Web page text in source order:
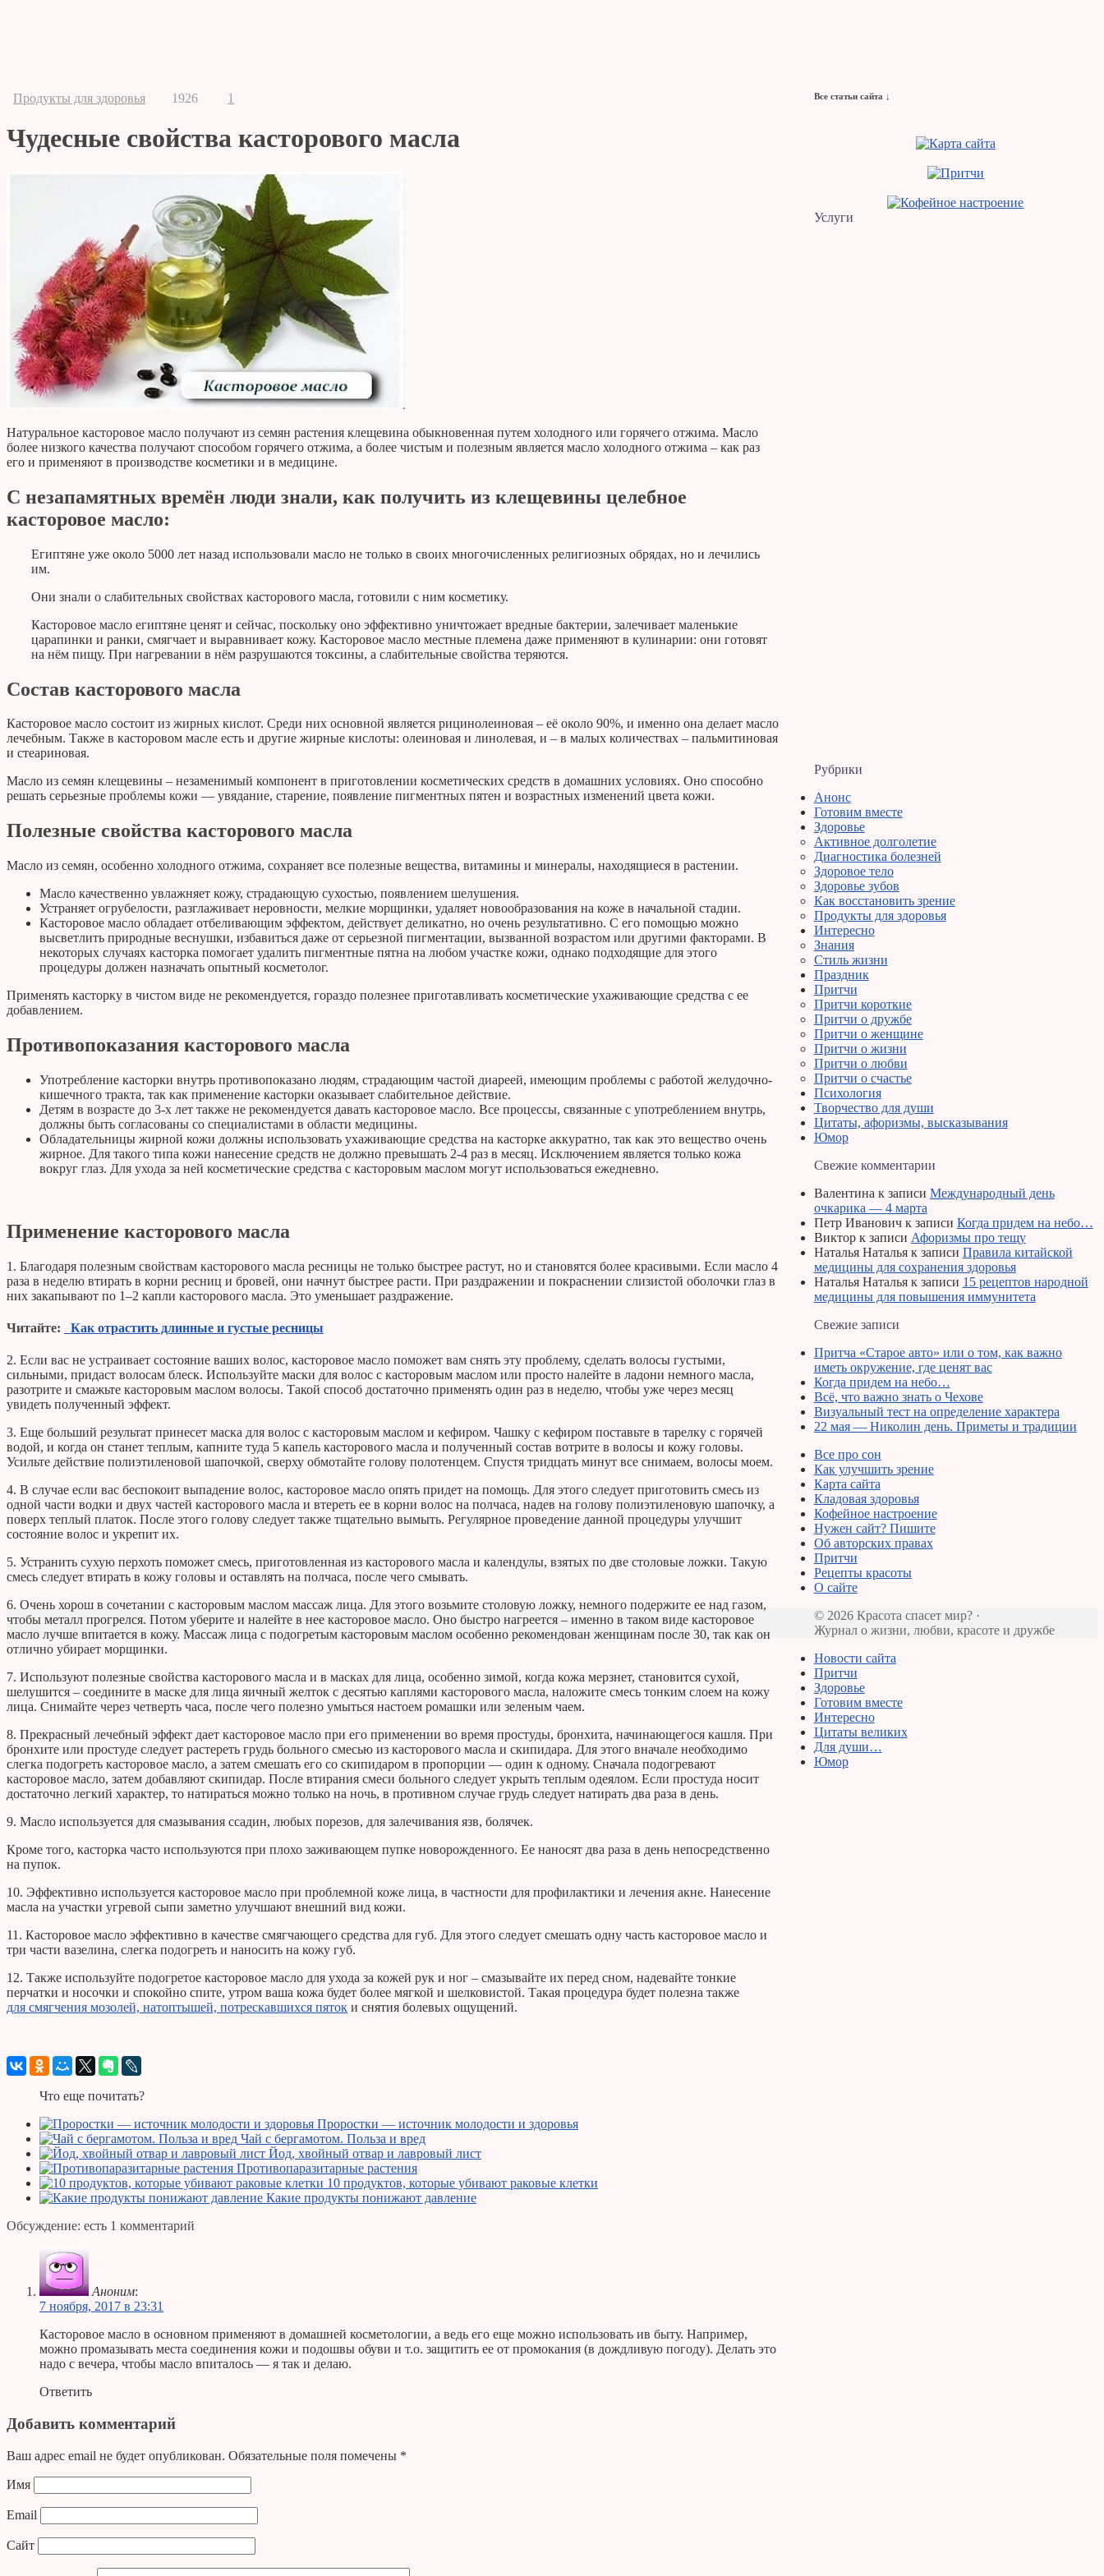
Продукты для здоровья 1926 1
Чудесные свойства касторового масла
Натуральное касторовое масло получают из семян растения клещевина обыкновенная путем холодного или горячего отжима. Масло
более низкого качества получают способом горячего отжима, а более чистым и полезным является масло холодного отжима – как раз
его и применяют в производстве косметики и в медицине.
С незапамятных времён люди знали, как получить из клещевины целебное
касторовое масло:
Египтяне уже около 5000 лет назад использовали масло не только в своих многочисленных религиозных обрядах, но и лечились
им.
Они знали о слабительных свойствах касторового масла, готовили с ним косметику.
Касторовое масло египтяне ценят и сейчас, поскольку оно эффективно уничтожает вредные бактерии, залечивает маленькие
царапинки и ранки, смягчает и выравнивает кожу. Касторовое масло местные племена даже применяют в кулинарии: они готовят
на нём пищу. При нагревании в нём разрушаются токсины, а слабительные свойства теряются.
Состав касторового масла
Касторовое масло состоит из жирных кислот. Среди них основной является рицинолеиновая – её около 90%, и именно она делает масло
лечебным. Также в касторовом масле есть и другие жирные кислоты: олеиновая и линолевая, и – в малых количествах – пальмитиновая
и стеариновая.
Масло из семян клещевины – незаменимый компонент в приготовлении косметических средств в домашних условиях. Оно способно
решать серьезные проблемы кожи — увядание, старение, появление пигментных пятен и возрастных изменений цвета кожи.
Полезные свойства касторового масла
Масло из семян, особенно холодного отжима, сохраняет все полезные вещества, витамины и минералы, находящиеся в растении.
Масло качественно увлажняет кожу, страдающую сухостью, появлением шелушения.
Устраняет огрубелости, разглаживает неровности, мелкие морщинки, удаляет новообразования на коже в начальной стадии.
Касторовое масло обладает отбеливающим эффектом, действует деликатно, но очень результативно. С его помощью можно
высветлить природные веснушки, избавиться даже от серьезной пигментации, вызванной возрастом или другими факторами. В
некоторых случаях касторка помогает удалить пигментные пятна на любом участке кожи, однако подходящие для этого
процедуры должен назначать опытный косметолог.
Применять касторку в чистом виде не рекомендуется, гораздо полезнее приготавливать косметические ухаживающие средства с ее
добавлением.
Противопоказания касторового масла
Употребление касторки внутрь противопоказано людям, страдающим частой диареей, имеющим проблемы с работой желудочно-
кишечного тракта, так как применение касторки оказывает слабительное действие.
Детям в возрасте до 3-х лет также не рекомендуется давать касторовое масло. Все процессы, связанные с употреблением внутрь,
должны быть согласованы со специалистами в области медицины.
Обладательницы жирной кожи должны использовать ухаживающие средства на касторке аккуратно, так как это вещество очень
жирное. Для такого типа кожи нанесение средств не должно превышать 2-4 раз в месяц. Исключением является только кожа
вокруг глаз. Для ухода за ней косметические средства с касторовым маслом могут использоваться ежедневно.
Применение касторового масла
1. Благодаря полезным свойствам касторового масла ресницы не только быстрее растут, но и становятся более красивыми. Если масло 4
раза в неделю втирать в корни ресниц и бровей, они начнут быстрее расти. При раздражении и покраснении слизистой оболочки глаз в
них закапывают по 1–2 капли касторового масла. Это уменьшает раздражение.
Читайте: Как отрастить длинные и густые ресницы
2. Если вас не устраивает состояние ваших волос, касторовое масло поможет вам снять эту проблему, сделать волосы густыми,
сильными, придаст волосам блеск. Используйте маски для волос с касторовым маслом или просто налейте в ладони немного масла,
разотрите и смажьте касторовым маслом волосы. Такой способ достаточно применять один раз в неделю, чтобы уже через месяц
увидеть полученный эффект.
3. Еще больший результат принесет маска для волос с касторовым маслом и кефиром. Чашку с кефиром поставьте в тарелку с горячей
водой, и когда он станет теплым, капните туда 5 капель касторового масла и полученный состав вотрите в волосы и кожу головы.
Усильте действие полиэтиленовой шапочкой, сверху обмотайте голову полотенцем. Спустя тридцать минут все снимаем, волосы моем.
4. В случае если вас беспокоит выпадение волос, касторовое масло опять придет на помощь. Для этого следует приготовить смесь из
одной части водки и двух частей касторового масла и втереть ее в корни волос на полчаса, надев на голову полиэтиленовую шапочку, а
поверх теплый платок. После этого голову следует также тщательно вымыть. Регулярное проведение данной процедуры улучшит
состояние волос и укрепит их.
5. Устранить сухую перхоть поможет смесь, приготовленная из касторового масла и календулы, взятых по две столовые ложки. Такую
смесь следует втирать в кожу головы и оставлять на полчаса, после чего смывать.
6. Очень хорош в сочетании с касторовым маслом массаж лица. Для этого возьмите столовую ложку, немного подержите ее над газом,
чтобы металл прогрелся. Потом уберите и налейте в нее касторовое масло. Оно быстро нагреется – именно в таком виде касторовое
масло лучше впитается в кожу. Массаж лица с подогретым касторовым маслом особенно рекомендован женщинам после 30, так как он
отлично убирает морщинки.
7. Используют полезные свойства касторового масла и в масках для лица, особенно зимой, когда кожа мерзнет, становится сухой,
шелушится – соедините в маске для лица яичный желток с десятью каплями касторового масла, наложите смесь тонким слоем на кожу
лица. Снимайте через четверть часа, после чего полезно умыться настоем ромашки или зеленым чаем.
8. Прекрасный лечебный эффект дает касторовое масло при его применении во время простуды, бронхита, начинающегося кашля. При
бронхите или простуде следует растереть грудь больного смесью из касторового масла и скипидара. Для этого вначале необходимо
слегка подогреть касторовое масло, а затем смешать его со скипидаром в пропорции — один к одному. Сначала подогревают
касторовое масло, затем добавляют скипидар. После втирания смеси больного следует укрыть теплым одеялом. Если простуда носит
достаточно легкий характер, то натираться можно только на ночь, в противном случае грудь следует натирать два раза в день.
9. Масло используется для смазывания ссадин, любых порезов, для залечивания язв, болячек.
Кроме того, касторка часто используются при плохо заживающем пупке новорожденного. Ее наносят два раза в день непосредственно
на пупок.
10. Эффективно используется касторовое масло при проблемной коже лица, в частности для профилактики и лечения акне. Нанесение
масла на участки угревой сыпи заметно улучшают внешний вид кожи.
11. Касторовое масло эффективно в качестве смягчающего средства для губ. Для этого следует смешать одну часть касторовое масло и
три части вазелина, слегка подогреть и наносить на кожу губ.
12. Также используйте подогретое касторовое масло для ухода за кожей рук и ног – смазывайте их перед сном, надевайте тонкие
перчатки и носочки и спокойно спите, утром ваша кожа будет более мягкой и шелковистой. Такая процедура будет полезна также
для смягчения мозолей, натоптышей, потрескавшихся пяток и снятия болевых ощущений.
Что еще почитать?
Проростки — источник молодости и здоровья
Чай с бергамотом. Польза и вред
Йод, хвойный отвар и лавровый лист
Противопаразитарные растения
10 продуктов, которые убивают раковые клетки
Какие продукты понижают давление
Обсуждение: есть 1 комментарий
Аноним:
7 ноября, 2017 в 23:31
Касторовое масло в основном применяют в домашней косметологии, а ведь его еще можно использовать ив быту. Например,
можно промазывать места соединения кожи и подошвы обуви и т.о. защитить ее от промокания (в дождливую погоду). Делать это
надо с вечера, чтобы масло впиталось — я так и делаю.
Ответить
Добавить комментарий
Ваш адрес email не будет опубликован. Обязательные поля помечены *
Имя
Email
Сайт
Все статьи сайта ↓
Услуги
Рубрики
Анонс
Готовим вместе
Здоровье
Активное долголетие
Диагностика болезней
Здоровое тело
Здоровье зубов
Как восстановить зрение
Продукты для здоровья
Интересно
Знания
Стиль жизни
Праздник
Притчи
Притчи короткие
Притчи о дружбе
Притчи о женщине
Притчи о жизни
Притчи о любви
Притчи о счастье
Психология
Творчество для души
Цитаты, афоризмы, высказывания
Юмор
Свежие комментарии
Валентина к записи Международный день
очкарика — 4 марта
Петр Ивановичк записи Когда придем на небо…
Викторк записи Афоризмы про тещу
Наталья Натальяк записи Правила китайской
медицины для сохранения здоровья
Наталья Натальяк записи 15 рецептов народной
медицины для повышения иммунитета
Свежие записи
Притча «Старое авто» или о том, как важно
иметь окружение, где ценят вас
Когда придем на небо…
Всё, что важно знать о Чехове
Визуальный тест на определение характера
22 мая — Николин день. Приметы и традиции
Все про сон
Как улучшить зрение
Карта сайта
Кладовая здоровья
Кофейное настроение
Нужен сайт? Пишите
Об авторских правах
Притчи
Рецепты красоты
О сайте
© 2026 Красота спасет мир? ·
Журнал о жизни, любви, красоте и дружбе
Новости сайта
Притчи
Здоровье
Готовим вместе
Интересно
Цитаты великих
Для души…
Юмор